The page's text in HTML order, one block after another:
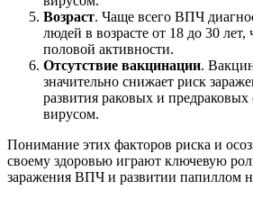
Возраст. Чаще всего ВПЧ
людей в возрасте от 18 до 30 лет,
половой активности.
Отсутствие вакцинации.
значительно снижает риск
развития раковых и
вирусом.
Понимание этих факторов риска и
своему здоровью играют ключевую
заражения ВПЧ и развитии папиллом